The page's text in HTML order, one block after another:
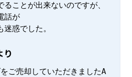
ことが出来ないのですが、
話が
惑でした。
り
ご売却していただきましたA